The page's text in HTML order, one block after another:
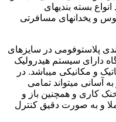
بسته بندیهای
و یخدانهای مسافرتی
پلاستوفومی در سایزهای
دارای سیستم هیدرولیک
و مکانیکی میباشد. در
آسانی میتواند تمامی
کاری و همچنین باز و
و به صورت دقیق کنترل